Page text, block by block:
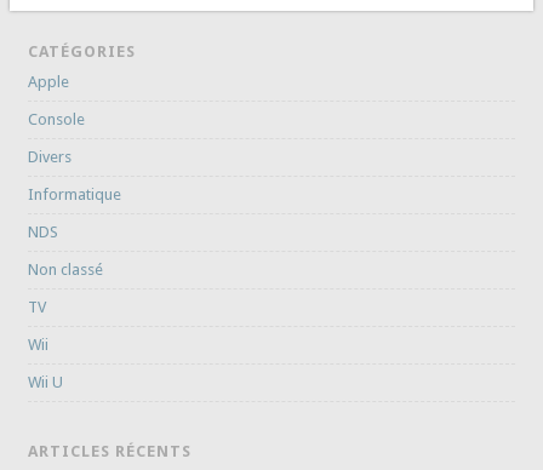
CATÉGORIES
Apple
Console
Divers
Informatique
NDS
Non classé
TV
Wii
Wii U
ARTICLES RÉCENTS